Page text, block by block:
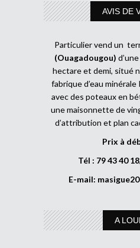
AVIS DE
Particulier vend un
(Ouagadougou)
hectare et demi, situé
fabrique d’eau
avec des poteaux en
une maisonnette de
d’attribution et plan
Prix à
Tél : 79 43 40
E-mail:
A